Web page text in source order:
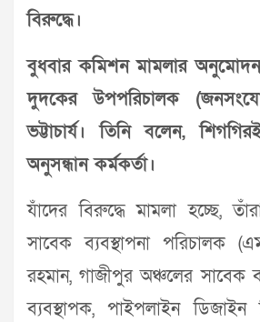
বিরুদ্ধে।
বুধবার কমিশন মামলার
দুদকের উপপরিচালক
ভট্টাচার্য। তিনি বলেন,
অনুসন্ধান কর্মকর্তা।
যাঁদের বিরুদ্ধে মামলা হচ্ছে,
সাবেক ব্যবস্থাপনা পরিচালক
রহমান, গাজীপুর অঞ্চলের সাবেক
ব্যবস্থাপক, পাইপলাইন ডিজাইন